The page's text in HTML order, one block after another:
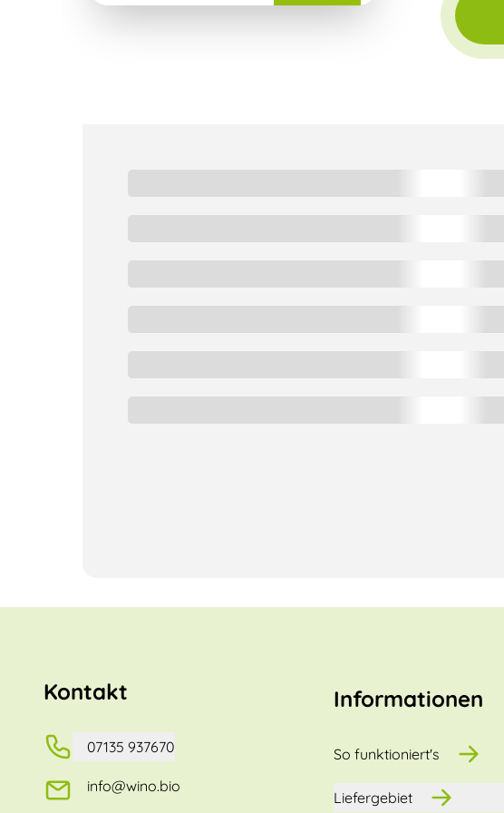
Kontakt
07135 937670
info@wino.bio
Informationen
So funktioniert's
Liefergebiet